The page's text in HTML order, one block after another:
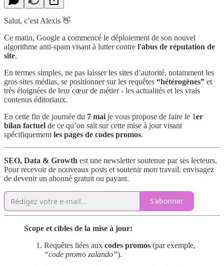
Salut, c’est Alexis 👋
Ce matin, Google a commencé le déploiement de son nouvel
algorithme anti-spam visant à lutter contre l'abus de réputation de
site.
En termes simples, ne pas laisser les sites d’autorité, notamment les
gros sites médias, se positionner sur les requêtes “hétérogènes” et
très éloignées de leur cœur de métier - les actualités et les vrais
contenus éditoriaux.
En cette fin de journée du 7 mai je vous propose de faire le 1er
bilan factuel de ce qu’on sait sur cette mise à jour visant
spécifiquement les pages de codes promos.
SEO, Data & Growth est une newsletter soutenue par ses lecteurs.
Pour recevoir de nouveaux posts et soutenir mon travail, envisagez
de devenir un abonné gratuit ou payant.
S'abonner
Scope et cibles de la mise à jour:
Requêtes liées aux codes promos (par exemple,
“code promo zalando”).